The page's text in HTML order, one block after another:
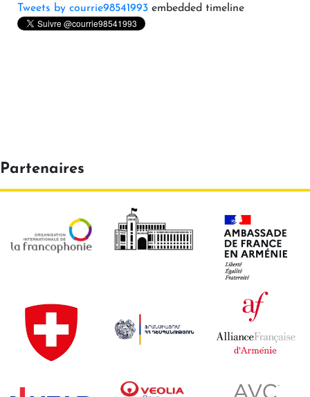
Tweets by courrie98541993 embedded timeline
Partenaires